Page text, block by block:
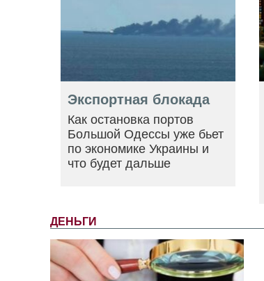
Экспортная блокада
Как остановка портов
Большой Одессы уже бьет
по экономике Украины и
что будет дальше
ДЕНЬГИ